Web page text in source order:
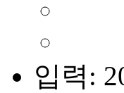
입력: